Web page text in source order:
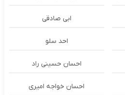
ابی صادقی
احد سلو
احسان حسینی راد
احسان خواجه امیری